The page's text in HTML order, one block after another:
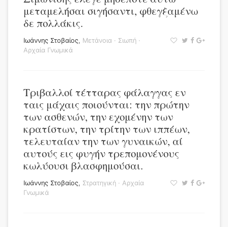
μεταμελήσαι σιγήσαντι, φθεγξαμένω
δε πολλάκις.
Ιωάννης Στοβαίος, Μετάνοια · Σιωπή ·
Αρχαία Γνωμικά
Τριβαλλοί τέτταρας φάλαγγας εν
ταις μάχαις ποιούνται: την πρώτην
των ασθενών, την εχομένην των
κρατίστων, την τρίτην των ιππέων,
τελευταίαν την των γυναικών, αί
αυτούς εις φυγήν τρεπομονένους
κωλύουσι βλασφημούσαι.
Ιωάννης Στοβαίος, Στρατηγική · Αρχαία
Γνωμικά